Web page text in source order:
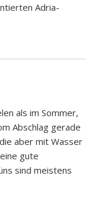
Adria-
als im Sommer,
Abschlag gerade
aber mit Wasser
gute
sind meistens